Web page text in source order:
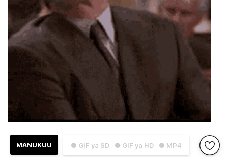
● GIF ya SD ● GIF ya HD ● MP4
MANUKUU